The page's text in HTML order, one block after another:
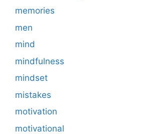
memories
men
mind
mindfulness
mindset
mistakes
motivation
motivational